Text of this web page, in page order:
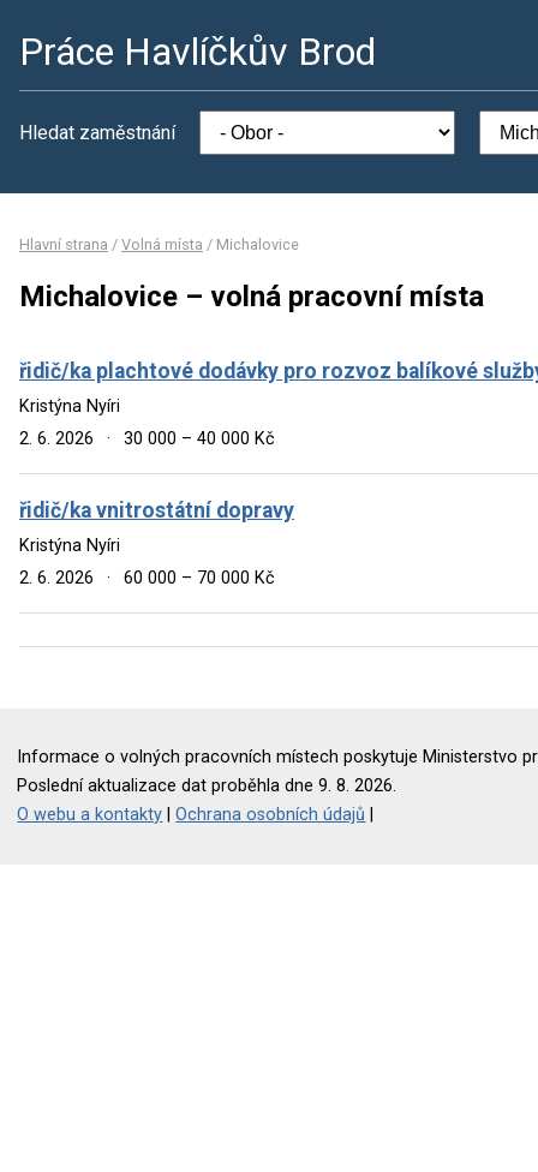
Práce Havlíčkův Brod
Hledat zaměstnání
Hlavní strana / Volná místa / Michalovice
Michalovice – volná pracovní místa
řidič/ka plachtové dodávky pro rozvoz balíkové
Kristýna Nyíri
2. 6. 2026
· 30 000 – 40 000 Kč
řidič/ka vnitrostátní dopravy
Kristýna Nyíri
2. 6. 2026
· 60 000 – 70 000 Kč
Informace o volných pracovních místech poskytuje Ministerstvo
Poslední aktualizace dat proběhla dne 9. 8. 2026.
O webu a kontakty |Ochrana osobních údajů